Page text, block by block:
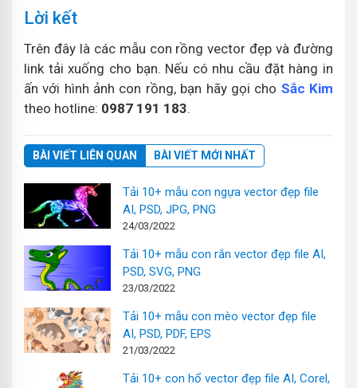
Lời kết
Trên đây là các mẫu con rồng vector đẹp và đường
link tải xuống cho bạn. Nếu có nhu cầu đặt hàng in
ấn với hình ảnh con rồng, bạn hãy gọi cho Sắc Kim
theo hotline: 0987 191 183.
BÀI VIẾT LIÊN QUAN BÀI VIẾT MỚI NHẤT
Tải 10+ mẫu con ngựa vector đẹp file
AI, PSD, JPG, PNG
24/03/2022
Tải 10+ mẫu con rắn vector đẹp file AI,
PSD, SVG, PNG
23/03/2022
Tải 10+ mẫu con mèo vector đẹp file
AI, PSD, PDF, EPS
21/03/2022
Tải 10+ con hổ vector đẹp file AI, Corel,